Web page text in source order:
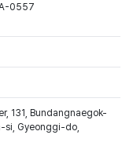
0557
131, Bundangnaegok-
si, Gyeonggi-do,